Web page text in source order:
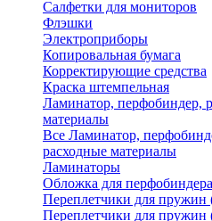
Салфетки для мониторов
Флэшки
Электроприборы
Копировальная бумага
Корректирующие средства
Краска штемпельная
Ламинатор, перфобиндер,
материалы
Все Ламинатор,
расходные материалы
Ламинаторы
Обложка для перфобиндера
Переплетчики для
Переплетчики для